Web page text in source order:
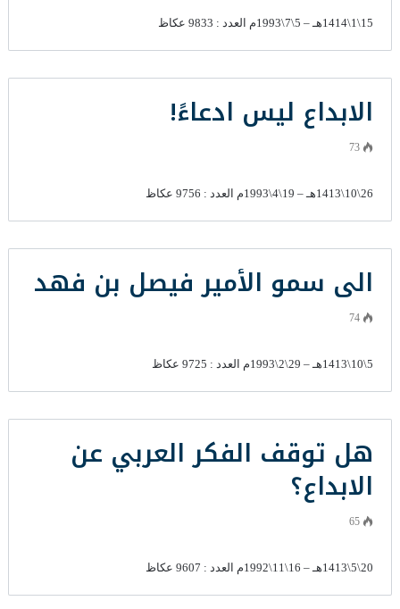
15\1\1414هـ – 5\7\1993م العدد : 9833 عكاظ
الابداع ليس ادعاءً!
73
26\10\1413هـ – 19\4\1993م العدد : 9756 عكاظ
الى سمو الأمير فيصل بن فهد
74
5\10\1413هـ – 29\2\1993م العدد : 9725 عكاظ
هل توقف الفكر العربي عن
الابداع؟
65
20\5\1413هـ – 16\11\1992م العدد : 9607 عكاظ